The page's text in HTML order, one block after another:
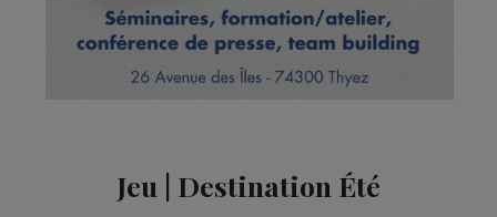
Jeu | Destination Été